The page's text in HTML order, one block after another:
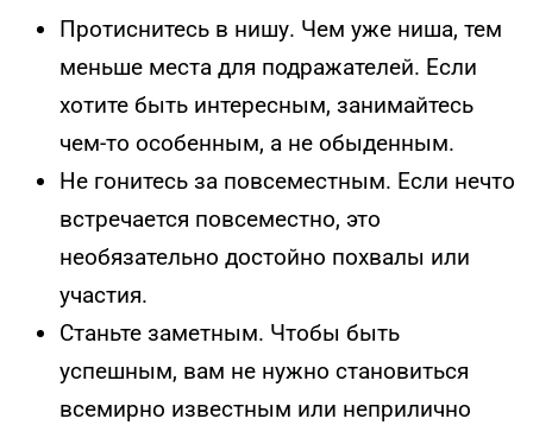
Протиснитесь в нишу. Чем уже ниша, тем
меньше места для подражателей. Если
хотите быть интересным, занимайтесь
чем-то особенным, а не обыденным.
Не гонитесь за повсеместным. Если нечто
встречается повсеместно, это
необязательно достойно похвалы или
участия.
Станьте заметным. Чтобы быть
успешным, вам не нужно становиться
всемирно известным или неприлично